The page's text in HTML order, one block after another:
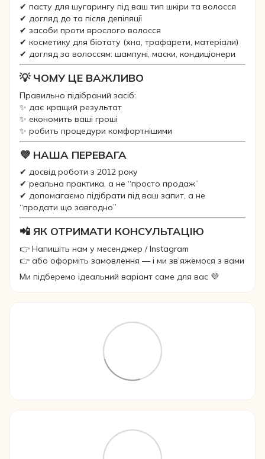
✔ пасту для шугарингу під ваш тип шкіри та волосся
✔ догляд до та після депіляції
✔ засоби проти врослого волосся
✔ косметику для біотату (хна, трафарети, матеріали)
✔ догляд за волоссям: шампуні, маски, кондиціонери
💡 ЧОМУ ЦЕ ВАЖЛИВО
Правильно підібраний засіб:
✨ дає кращий результат
✨ економить ваші гроші
✨ робить процедури комфортнішими
💜 НАША ПЕРЕВАГА
✔ досвід роботи з 2012 року
✔ реальна практика, а не “просто продаж”
✔ допомагаємо підібрати під ваш запит, а не
“продати що завгодно”
📲 ЯК ОТРИМАТИ КОНСУЛЬТАЦІЮ
👉 Напишіть нам у месенджер / Instagram
👉 або оформіть замовлення — і ми зв’яжемося з вами
Ми підберемо ідеальний варіант саме для вас 💜